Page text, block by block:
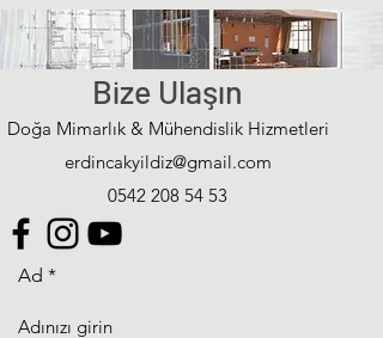
Bize Ulaşın
Doğa Mimarlık & Mühendislik Hizmetleri
erdincakyildiz@gmail.com
0542 208 54 53
Ad